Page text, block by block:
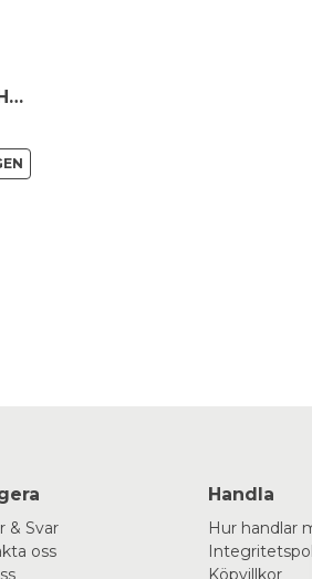
Folieballong - Happy Birthday - Roséguld
& Svar
oss
Handla
Hur handlar
Köpvillkor